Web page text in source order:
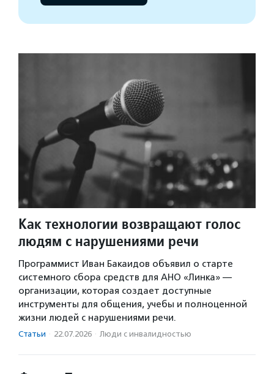
Как технологии возвращают голос
людям с нарушениями речи
Программист Иван Бакаидов объявил о старте
системного сбора средств для АНО «Линка» —
организации, которая создает доступные
инструменты для общения, учебы и полноценной
жизни людей с нарушениями речи.
Статьи · 22.07.2026 · Люди с инвалидностью